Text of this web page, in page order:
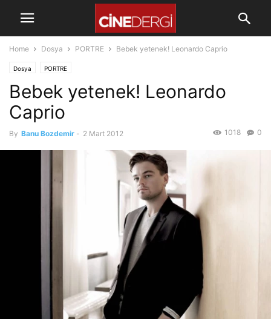
Home Dosya PORTRE Bebek yetenek! Leonardo Caprio
Dosya PORTRE
Bebek yetenek! Leonardo
Caprio
By Banu Bozdemir - 2 Mart 2012 0
1018